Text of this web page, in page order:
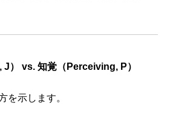
） vs. 知覚（Perceiving, P）
を示します。